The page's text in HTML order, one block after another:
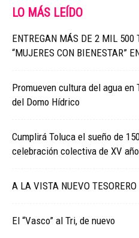
LO MÁS LEÍDO
ENTREGAN MÁS DE 2 MIL 500
“MUJERES CON BIENESTAR”
Promueven cultura del agua
del Domo Hídrico
Cumplirá Toluca el sueño de
celebración colectiva de XV
A LA VISTA NUEVO
El “Vasco” al Tri, de nuevo